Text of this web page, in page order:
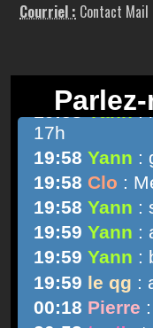
Courriel : Contact Mail